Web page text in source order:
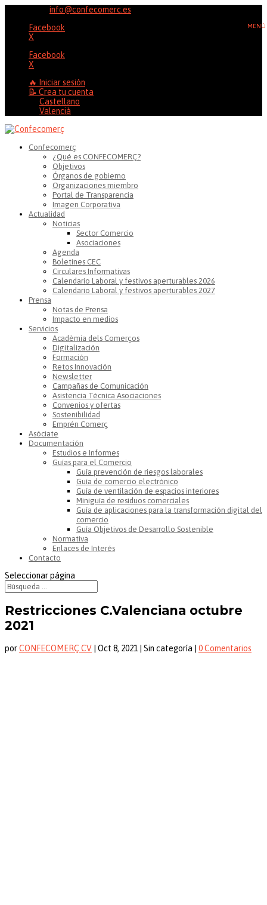
info@confecomerc.es
Facebook
X
Facebook
X
🔥 Iniciar sesión
📝 Crea tu cuenta
Castellano
Valencià
Confecomerç
¿Qué es CONFECOMERÇ?
Objetivos
Órganos de gobierno
Organizaciones miembro
Portal de Transparencia
Imagen Corporativa
Actualidad
Noticias
Sector Comercio
Asociaciones
Agenda
Boletines CEC
Circulares Informativas
Calendario Laboral y festivos aperturables 2026
Calendario Laboral y festivos aperturables 2027
Prensa
Notas de Prensa
Impacto en medios
Servicios
Acadèmia dels Comerços
Digitalización
Formación
Retos Innovación
Newsletter
Campañas de Comunicación
Asistencia Técnica Asociaciones
Convenios y ofertas
Sostenibilidad
Emprén Comerç
Asóciate
Documentación
Estudios e Informes
Guías para el Comercio
Guía prevención de riesgos laborales
Guía de comercio electrónico
Guía de ventilación de espacios interiores
Miniguía de residuos comerciales
Guía de aplicaciones para la transformación digital del
comercio
Guía Objetivos de Desarrollo Sostenible
Normativa
Enlaces de Interés
Contacto
Seleccionar página
Restricciones C.Valenciana octubre
2021
porCONFECOMERÇ CV Oct 8, 2021 | Sin categoría | 0 Comentarios